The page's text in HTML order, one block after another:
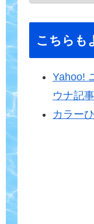
こちらも
Yahoo!
ウナ記事
カラー